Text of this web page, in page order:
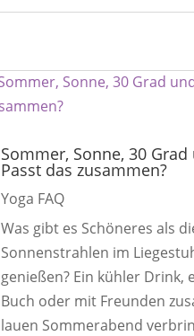
Sommer, Sonne, 30 Grad
Passt das zusammen?
Yoga FAQ
Was gibt es Schöneres als
Sonnenstrahlen im
genießen? Ein kühler Drink,
Buch oder mit Freunden
lauen Sommerabend